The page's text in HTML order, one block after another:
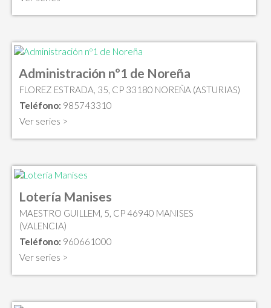
Administración nº1 de Noreña
FLOREZ ESTRADA, 35, CP 33180 NOREÑA (ASTURIAS)
Teléfono: 985743310
Ver series >
Lotería Manises
MAESTRO GUILLEM, 5, CP 46940 MANISES
(VALENCIA)
Teléfono: 960661000
Ver series >